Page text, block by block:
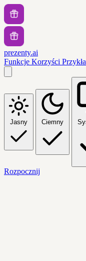
prezenty.ai
Funkcje Korzyści
Jasny Ciemny
Rozpocznij